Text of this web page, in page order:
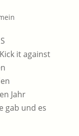
it against
Jahr
gab und es